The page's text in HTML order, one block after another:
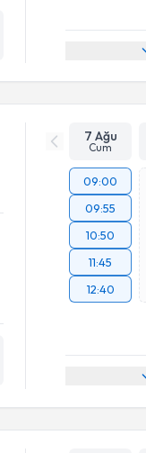
7 Ağu
Cum
09:00
09:55
10:50
11:45
12:40